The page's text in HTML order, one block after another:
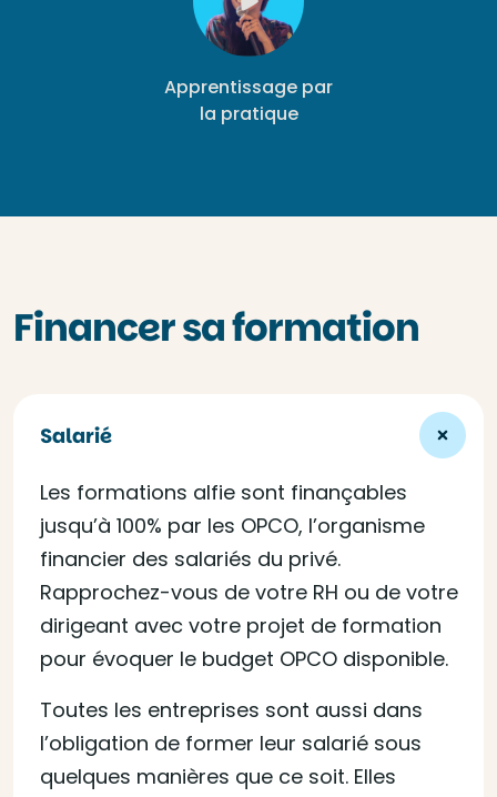
Apprentissage par
la pratique
Financer sa formation
Salarié
Les formations alfie sont finançables
jusqu’à 100% par les OPCO, l’organisme
financier des salariés du privé.
Rapprochez-vous de votre RH ou de votre
dirigeant avec votre projet de formation
pour évoquer le budget OPCO disponible.
Toutes les entreprises sont aussi dans
l’obligation de former leur salarié sous
quelques manières que ce soit. Elles